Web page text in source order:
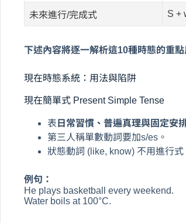
未來進行/完成式 S +
下述內容將逐一解析這10種時態的重點
現在時態系統：用法與陷阱
現在簡單式 Present Simple Tense
表 日常習慣、普遍真理與固定安
第三人稱單數動詞要加s/es。
狀態動詞 (like, know) 不用進行式
例句：
He plays basketball every weekend.
Water boils at 100°C.